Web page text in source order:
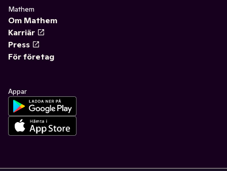
Mathem
Om Mathem
Karriär
Press
För företag
Appar